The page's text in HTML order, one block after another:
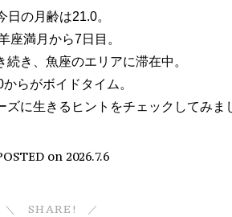
日の月齢は21.0。
座満月から7日目。
続き、魚座のエリアに滞在中。
からがボイドタイム。
ズに生きるヒントをチェックしてみま
on 2026.7.6
SHARE!